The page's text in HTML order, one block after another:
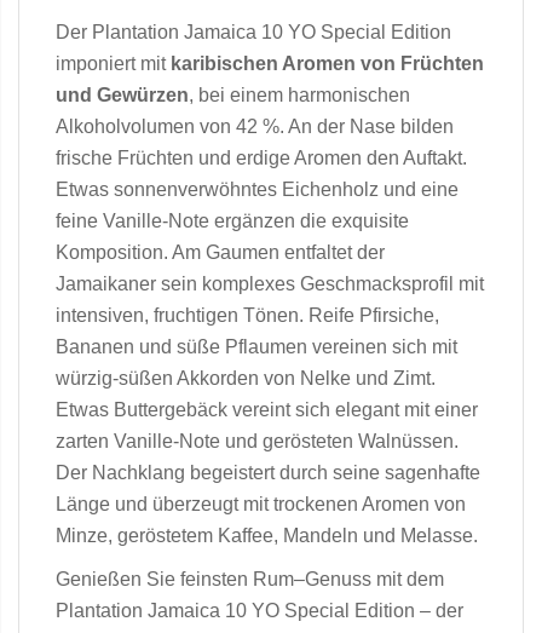
Der Plantation Jamaica 10 YO Special Edition
imponiert mit karibischen Aromen von Früchten
und Gewürzen, bei einem harmonischen
Alkoholvolumen von 42 %. An der Nase bilden
frische Früchten und erdige Aromen den Auftakt.
Etwas sonnenverwöhntes Eichenholz und eine
feine Vanille-Note ergänzen die exquisite
Komposition. Am Gaumen entfaltet der
Jamaikaner sein komplexes Geschmacksprofil mit
intensiven, fruchtigen Tönen. Reife Pfirsiche,
Bananen und süße Pflaumen vereinen sich mit
würzig-süßen Akkorden von Nelke und Zimt.
Etwas Buttergebäck vereint sich elegant mit einer
zarten Vanille-Note und gerösteten Walnüssen.
Der Nachklang begeistert durch seine sagenhafte
Länge und überzeugt mit trockenen Aromen von
Minze, geröstetem Kaffee, Mandeln und Melasse.
Genießen Sie feinsten Rum–Genuss mit dem
Plantation Jamaica 10 YO Special Edition – der